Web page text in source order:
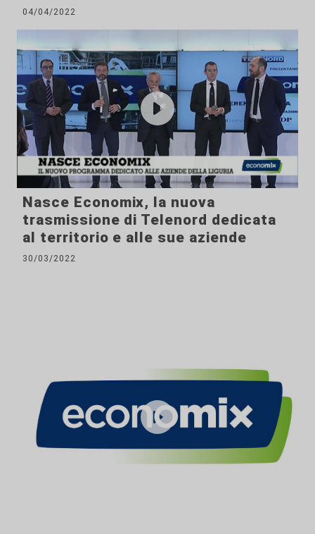
04/04/2022
Nasce Economix, la nuova
trasmissione di Telenord dedicata
al territorio e alle sue aziende
30/03/2022